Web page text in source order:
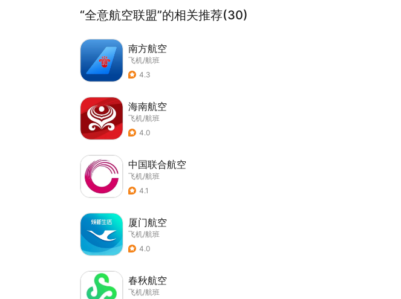
“全意航空联盟”的相关推荐(30)
南方航空
飞机/航班
4.3
海南航空
飞机/航班
4.0
中国联合航空
飞机/航班
4.1
厦门航空
飞机/航班
4.0
春秋航空
飞机/航班